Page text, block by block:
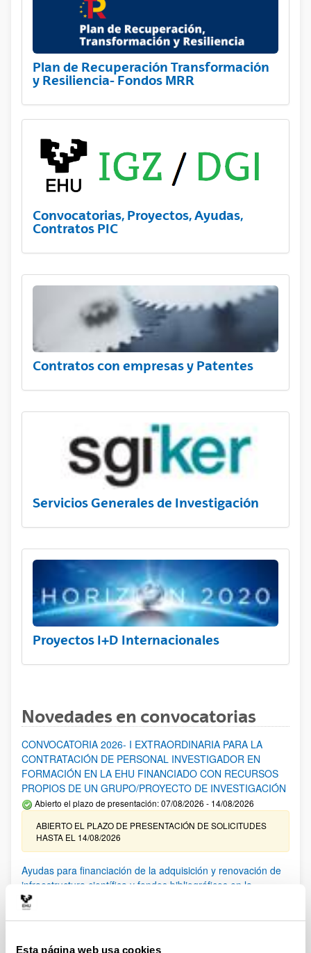
Esta página web usa cookies
Plan de Recuperación Transformación
y Resiliencia- Fondos MRR
Convocatorias, Proyectos, Ayudas,
Contratos PIC
Contratos con empresas y Patentes
Servicios Generales de Investigación
Proyectos I+D Internacionales
Novedades en convocatorias
CONVOCATORIA 2026- I EXTRAORDINARIA PARA LA
CONTRATACIÓN DE PERSONAL INVESTIGADOR EN
FORMACIÓN EN LA EHU FINANCIADO CON RECURSOS
PROPIOS DE UN GRUPO/PROYECTO DE INVESTIGACIÓN
Abierto el plazo de presentación: 07/08/2026 - 14/08/2026
ABIERTO EL PLAZO DE PRESENTACIÓN DE SOLICITUDES
HASTA EL 14/08/2026
Ayudas para financiación de la adquisición y renovación de
infraestructura científica y fondos bibliográficos en la
UPV/EHU 2026
solicitudes admitidas y excluidas. 23/03/2026: Relación